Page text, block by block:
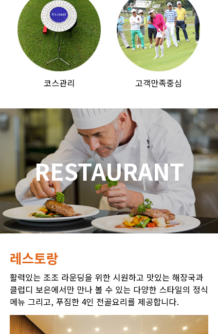
코스관리 고객만족중심
RESTAURANT
레스토랑
활력있는 조조 라운딩을 위한 시원하고 맛있는 해장국과
클럽디 보은에서만 만나 볼 수 있는 다양한 스타일의 정식
메뉴 그리고, 푸짐한 4인 전골요리를 제공합니다.